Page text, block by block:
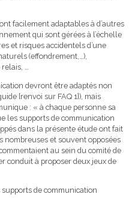
facilement adaptables à d’autres
qui sont gérées à l’échelle
et risques accidentels d’une
(effondrement,…),
…
devront être adaptés non
[renvoi sur FAQ 1]), mais
: « à chaque personne sa
les supports de communication
dans la présente étude ont fait
nombreuses et souvent opposées
au sein du comité de
conduit à proposer deux jeux de
supports de communication